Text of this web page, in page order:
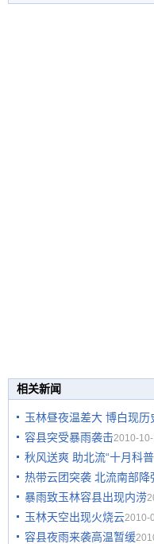
相关新闻
玉林昼夜温差大 博白现历
容县突受暴雨袭击2010-
秋风送爽 助北流“十月科
热带云团突袭 北流南部降
暴雨致玉林容县出现内涝
玉林天空出现火烧云2010-
容县夜雨来袭高温暂缓